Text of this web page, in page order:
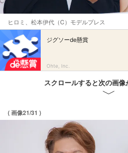
ヒロミ、松本伊代（C）モデルプレス
ジグソーde懸賞
Ohte, Inc.
スクロールすると次の画
( 画像21/31 )